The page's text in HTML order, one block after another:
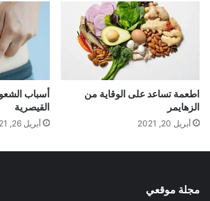
اطعمة تساعد على الوقاية من
الزهايمر
أبريل 20, 2021
أسباب
القيصرية
أبريل 26, 2021
مجلة موقعي